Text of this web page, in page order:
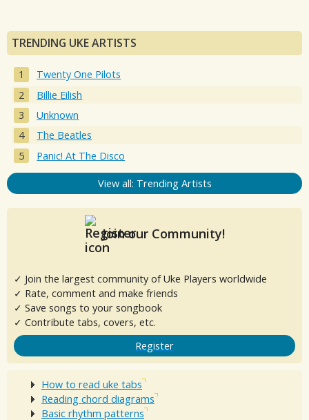
TRENDING UKE ARTISTS
Twenty One Pilots
Billie Eilish
Unknown
The Beatles
Panic! At The Disco
View all: Trending Artists
Join our Community!
✓ Join the largest community of Uke Players worldwide
✓ Rate, comment and make friends
✓ Save songs to your songbook
✓ Contribute tabs, covers, etc.
Register
How to read uke tabs
Reading chord diagrams
Basic rhythm patterns